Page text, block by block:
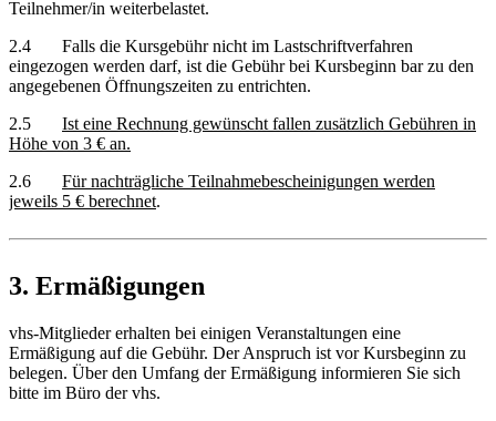
Teilnehmer/in weiterbelastet.
2.4 Falls die Kursgebühr nicht im Lastschriftverfahren
eingezogen werden darf, ist die Gebühr bei Kursbeginn bar zu den
angegebenen Öffnungszeiten zu entrichten.
2.5 Ist eine Rechnung gewünscht fallen zusätzlich Gebühren in
Höhe von 3 € an.
2.6 Für nachträgliche Teilnahmebescheinigungen werden
jeweils 5 € berechnet.
3. Ermäßigungen
vhs-Mitglieder erhalten bei einigen Veranstaltungen eine
Ermäßigung auf die Gebühr. Der Anspruch ist vor Kursbeginn zu
belegen. Über den Umfang der Ermäßigung informieren Sie sich
bitte im Büro der vhs.